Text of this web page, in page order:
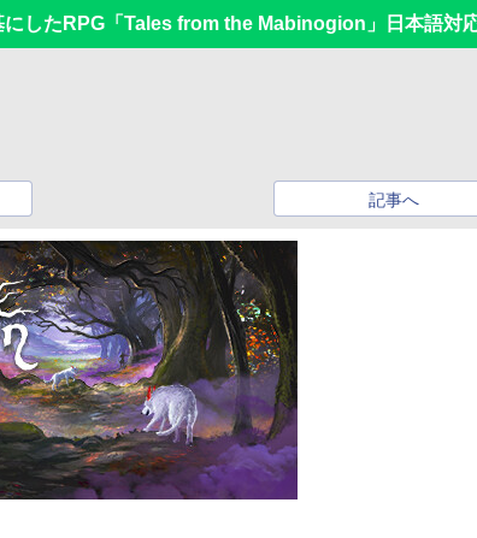
したRPG「Tales from the Mabinogion」日本語対
記事へ